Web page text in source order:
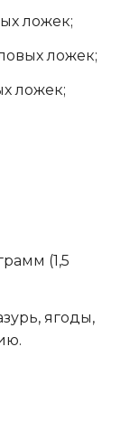
ложек;
ложек;
ложек;
(1,5
ягоды,